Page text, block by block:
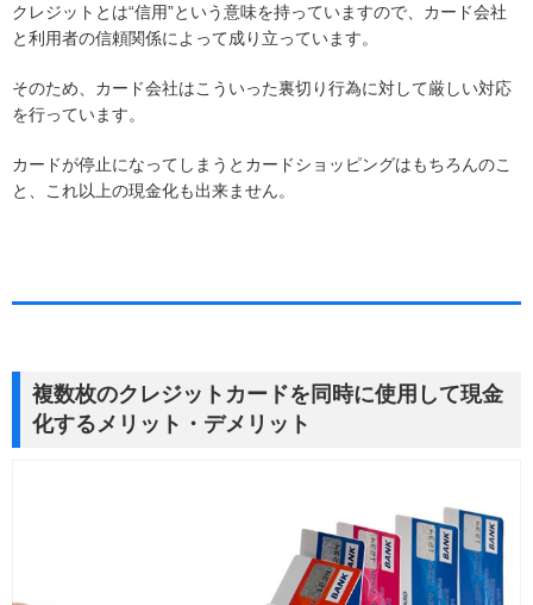
クレジットとは“信用”という意味を持っていますので、カード会社
と利用者の信頼関係によって成り立っています。
そのため、カード会社はこういった裏切り行為に対して厳しい対応
を行っています。
カードが停止になってしまうとカードショッピングはもちろんのこ
と、これ以上の現金化も出来ません。
複数枚のクレジットカードを同時に使用して現金
化するメリット・デメリット